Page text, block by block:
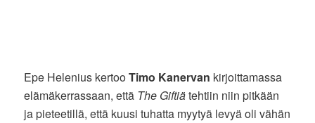
Epe Helenius kertooTimo Kanervan kirjoittamassa
elämäkerrassaan, että The Giftiätehtiin niin pitkään
ja pieteetillä, että kuusi tuhatta myytyä levyä oli vähän